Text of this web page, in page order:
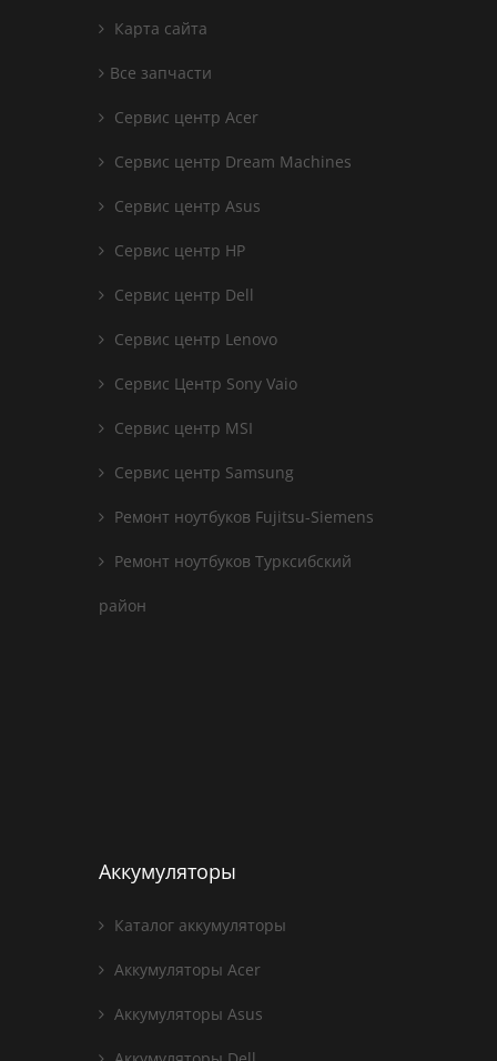
Карта сайта
Все запчасти
Сервис центр Acer
Сервис центр Dream Machines
Сервис центр Asus
Сервис центр HP
Сервис центр Dell
Сервис центр Lenovo
Сервис Центр Sony Vaio
Сервис центр MSI
Сервис центр Samsung
Ремонт ноутбуков Fujitsu-Siemens
Ремонт ноутбуков Турксибский
район
Аккумуляторы
Каталог аккумуляторы
Аккумуляторы Acer
Аккумуляторы Asus